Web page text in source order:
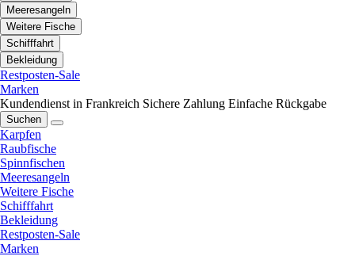
Meeresangeln
Weitere Fische
Schifffahrt
Bekleidung
Restposten-Sale
Marken
Kundendienst in Frankreich Sichere Zahlung Einfache Rückgabe
Suchen
Karpfen
Raubfische
Spinnfischen
Meeresangeln
Weitere Fische
Schifffahrt
Bekleidung
Restposten-Sale
Marken